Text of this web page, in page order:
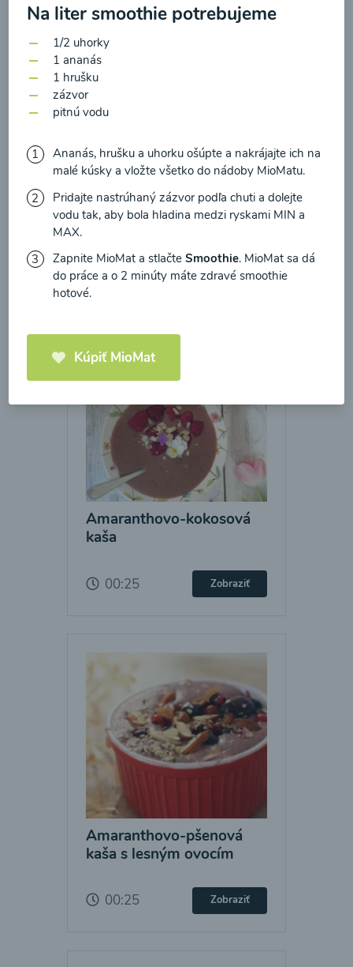
Brokolicové cappuccino
00:25
Načítať ďalšie
Kaše
Amaranthovo-kokosová
kaša
00:25 Zobraziť
Amaranthovo-pšenová
kaša s lesným ovocím
00:25 Zobraziť
Na liter smoothie potrebujeme
1/2 uhorky
1 ananás
1 hrušku
zázvor
pitnú vodu
Ananás, hrušku a uhorku ošúpte a nakrájajte ich na
malé kúsky a vložte všetko do nádoby MioMatu.
Pridajte nastrúhaný zázvor podľa chuti a dolejte
vodu tak, aby bola hladina medzi ryskami MIN a
MAX.
Zapnite MioMat a stlačteSmoothie. MioMat sa dá
do práce a o 2 minúty máte zdravé smoothie
hotové.
Kúpiť MioMat
informácie o Ochrane osobných
údajova súhlasím s nimi.